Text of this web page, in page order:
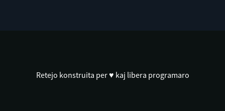
Retejo konstruita per ♥ kaj libera programaro